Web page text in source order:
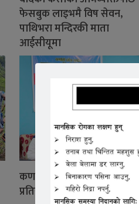
फेसबुक लाइभमै विष सेवन,
पाथिभरा मन्दिरकी माता
आईसीयूमा
कर्णाली प्रदेश स्तरीय फुटबल
प्रतियोगिता भोलिदेखि हुँदै